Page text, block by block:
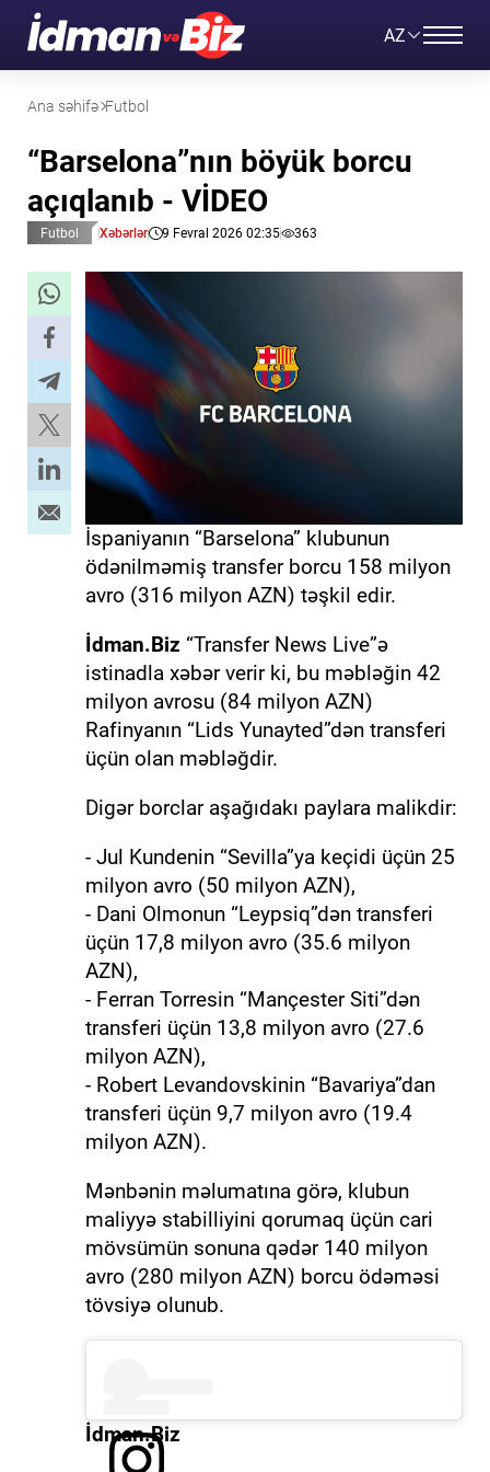
AZ
Ana səhifə Futbol
“Barselona”nın böyük borcu
açıqlanıb - VİDEO
Futbol Xəbərlər 9 Fevral 2026 02:35 363
İspaniyanın “Barselona” klubunun
ödənilməmiş transfer borcu 158 milyon
avro (316 milyon AZN) təşkil edir.
İdman.Biz “Transfer News Live”ə
istinadla xəbər verir ki, bu məbləğin 42
milyon avrosu (84 milyon AZN)
Rafinyanın “Lids Yunayted”dən transferi
üçün olan məbləğdir.
Digər borclar aşağıdakı paylara malikdir:
- Jul Kundenin “Sevilla”ya keçidi üçün 25
milyon avro (50 milyon AZN),
- Dani Olmonun “Leypsiq”dən transferi
üçün 17,8 milyon avro (35.6 milyon
AZN),
- Ferran Torresin “Mançester Siti”dən
transferi üçün 13,8 milyon avro (27.6
milyon AZN),
- Robert Levandovskinin “Bavariya”dan
transferi üçün 9,7 milyon avro (19.4
milyon AZN).
Mənbənin məlumatına görə, klubun
maliyyə stabilliyini qorumaq üçün cari
mövsümün sonuna qədər 140 milyon
avro (280 milyon AZN) borcu ödəməsi
tövsiyə olunub.
İdman.Biz